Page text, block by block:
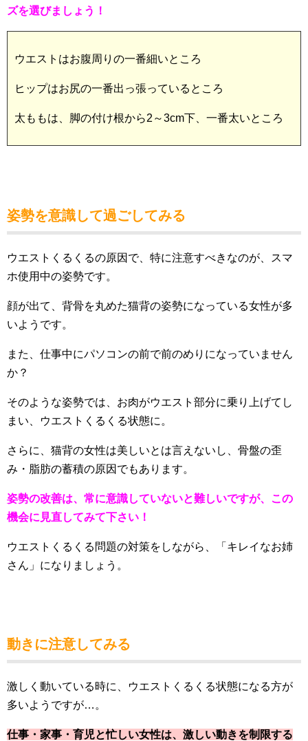
ズを選びましょう！
ウエストはお腹周りの一番細いところ
ヒップはお尻の一番出っ張っているところ
太ももは、脚の付け根から2～3cm下、一番太いところ
姿勢を意識して過ごしてみる
ウエストくるくるの原因で、特に注意すべきなのが、スマ
ホ使用中の姿勢です。
顔が出て、背骨を丸めた猫背の姿勢になっている女性が多
いようです。
また、仕事中にパソコンの前で前のめりになっていません
か？
そのような姿勢では、お肉がウエスト部分に乗り上げてし
まい、ウエストくるくる状態に。
さらに、猫背の女性は美しいとは言えないし、骨盤の歪
み・脂肪の蓄積の原因でもあります。
姿勢の改善は、常に意識していないと難しいですが、この
機会に見直してみて下さい！
ウエストくるくる問題の対策をしながら、「キレイなお姉
さん」になりましょう。
動きに注意してみる
激しく動いている時に、ウエストくるくる状態になる方が
多いようですが…。
仕事・家事・育児と忙しい女性は、激しい動きを制限する